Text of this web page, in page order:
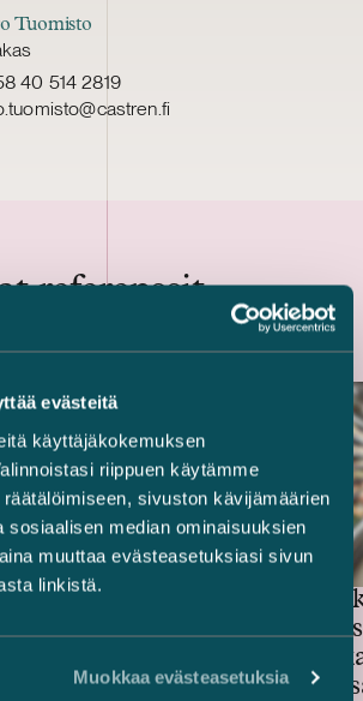
evästeitä
käyttäjäkokemuksen
riippuen käytämme
sivuston kävijämäärien
sosiaalisen median ominaisuuksien
muuttaa evästeasetuksiasi sivun
linkistä.
Muokkaa evästeasetuksia
Tuomisto
40 514 2819
referenssit
– 514,4
Easpring Finland
Trophin